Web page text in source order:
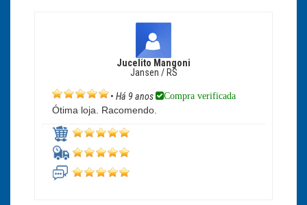
Jucelito Mangoni
Jansen / RS
• Há 9 anos Compra verificada
Ótima loja. Racomendo.